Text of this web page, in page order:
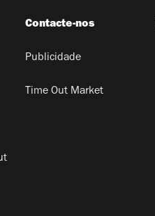
Contacte-nos
Publicidade
Time Out Market